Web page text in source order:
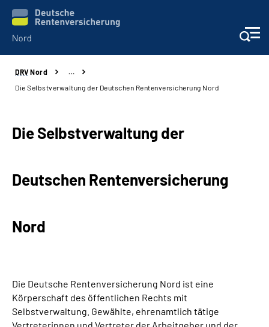
Aktuelles
Presse
Inhalte in Gebärdensprache (DGS)
DRV Nord
…
Die Selbstverwaltung der Deutschen Rentenversicherung Nord
Die Selbstverwaltung der
Deutschen Rentenversicherung
Nord
Die Deutsche Rentenversicherung Nord ist eine
Körperschaft des öffentlichen Rechts mit
Selbstverwaltung. Gewählte, ehrenamtlich tätige